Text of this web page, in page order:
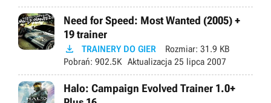
Need for Speed: Most Wanted (2005) +
19 trainer
 TRAINERY DO GIER Rozmiar: 31.9 KB
Pobrań: 902.5K Aktualizacja 25 lipca 2007
Halo: Campaign Evolved Trainer 1.0+